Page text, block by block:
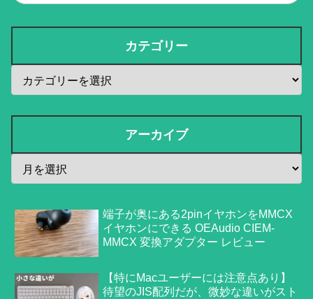
カテゴリー
アーカイブ
端子が奥にある2pinイヤホンをMMCX
イヤホンにできる OEAudio CIEM-
MMCX 変換アダプター レビュー
【特にMacユーザーには注意点あり】
待望のJIS配列だが、微妙な違いがスト